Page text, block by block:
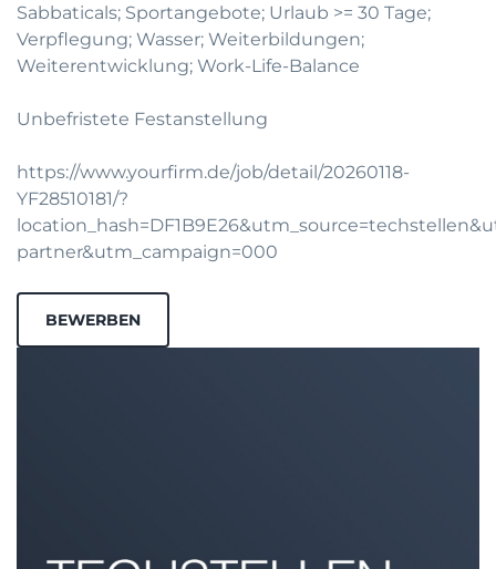
Sabbaticals; Sportangebote; Urlaub >= 30 Tage;
Verpflegung; Wasser; Weiterbildungen;
Weiterentwicklung; Work-Life-Balance
Unbefristete Festanstellung
https://www.yourfirm.de/job/detail/20260118-
YF28510181/?
partner&utm_campaign=000
BEWERBEN